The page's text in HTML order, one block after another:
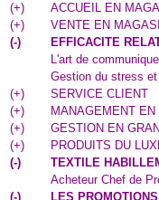
(+)
ACCUEIL EN
(+)
VENTE EN
(-)
EFFICACITE
L'art de
Gestion du stress
(+)
SERVICE CLIENT
(+)
MANAGEMENT
(+)
GESTION EN
(+)
PRODUITS DU
(-)
TEXTILE
Acheteur Chef de
(-)
LES PROMOTIONS